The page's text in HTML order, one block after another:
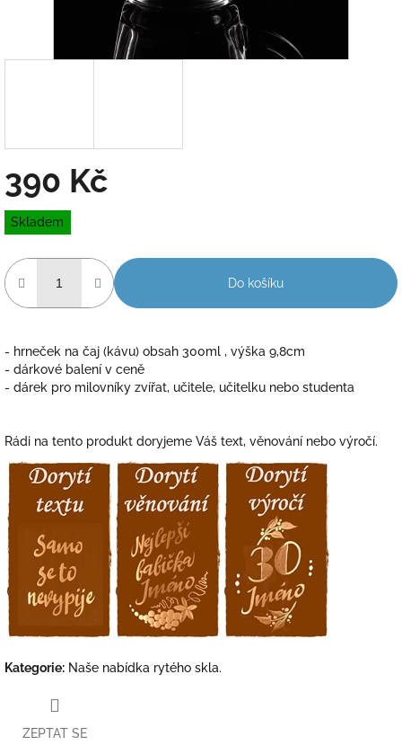
390 Kč
Měrná
cena:
Skladem
Do košíku
- hrneček na čaj (kávu) obsah 300ml , výška 9,8cm
- dárkové balení v ceně
- dárek pro milovníky zvířat, učitele, učitelku nebo studenta
Rádi na tento produkt doryjeme Váš text, věnování nebo výročí.
Kategorie: Naše nabídka rytého skla.
ZEPTAT SE